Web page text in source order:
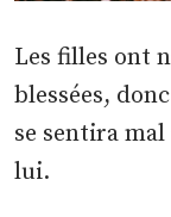
Les filles ont
blessées,
se sentira mal
lui.